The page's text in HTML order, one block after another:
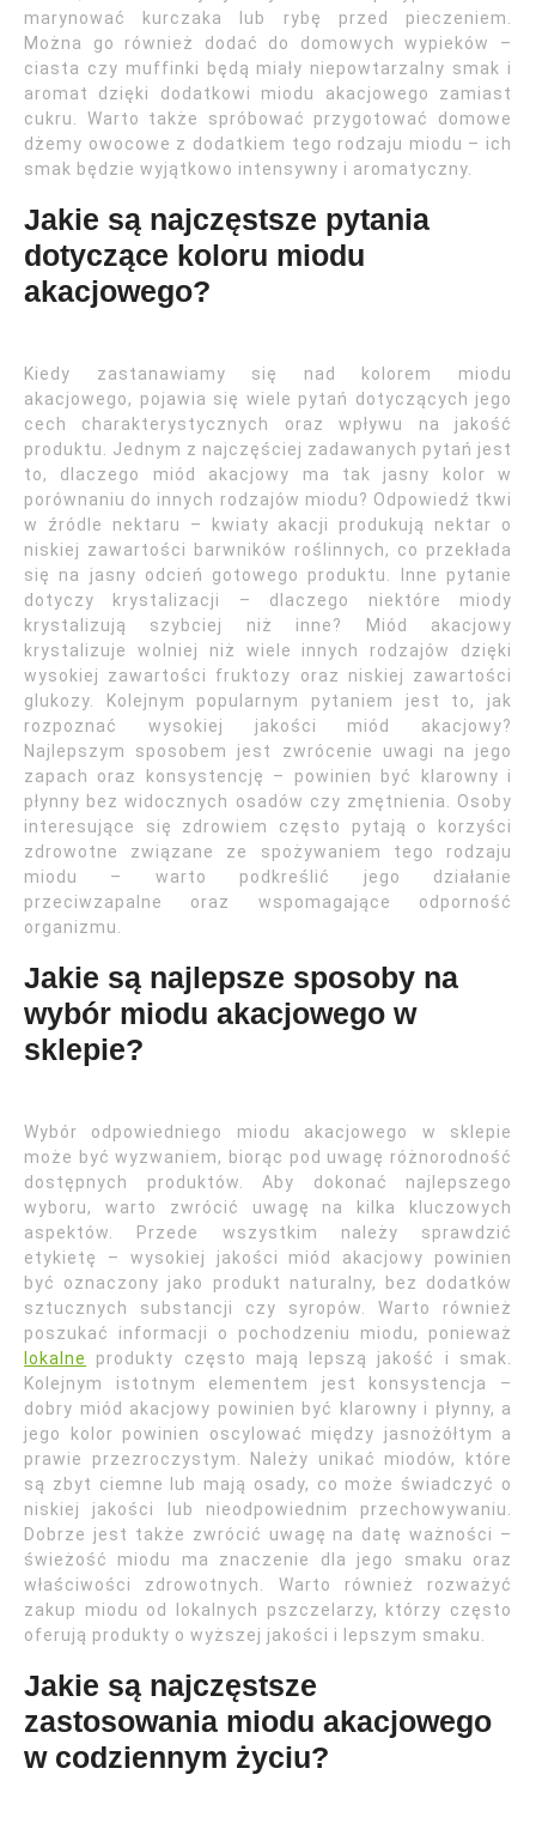
marynować kurczaka lub rybę przed pieczeniem.
Można go również dodać do domowych wypieków –
ciasta czy muffinki będą miały niepowtarzalny smak i
aromat dzięki dodatkowi miodu akacjowego zamiast
cukru. Warto także spróbować przygotować domowe
dżemy owocowe z dodatkiem tego rodzaju miodu – ich
smak będzie wyjątkowo intensywny i aromatyczny.
Jakie są najczęstsze pytania
dotyczące koloru miodu
akacjowego?
Kiedy zastanawiamy się nad kolorem miodu
akacjowego, pojawia się wiele pytań dotyczących jego
cech charakterystycznych oraz wpływu na jakość
produktu. Jednym z najczęściej zadawanych pytań jest
to, dlaczego miód akacjowy ma tak jasny kolor w
porównaniu do innych rodzajów miodu? Odpowiedź tkwi
w źródle nektaru – kwiaty akacji produkują nektar o
niskiej zawartości barwników roślinnych, co przekłada
się na jasny odcień gotowego produktu. Inne pytanie
dotyczy krystalizacji – dlaczego niektóre miody
krystalizują szybciej niż inne? Miód akacjowy
krystalizuje wolniej niż wiele innych rodzajów dzięki
wysokiej zawartości fruktozy oraz niskiej zawartości
glukozy. Kolejnym popularnym pytaniem jest to, jak
rozpoznać wysokiej jakości miód akacjowy?
Najlepszym sposobem jest zwrócenie uwagi na jego
zapach oraz konsystencję – powinien być klarowny i
płynny bez widocznych osadów czy zmętnienia. Osoby
interesujące się zdrowiem często pytają o korzyści
zdrowotne związane ze spożywaniem tego rodzaju
miodu – warto podkreślić jego działanie
przeciwzapalne oraz wspomagające odporność
organizmu.
Jakie są najlepsze sposoby na
wybór miodu akacjowego w
sklepie?
Wybór odpowiedniego miodu akacjowego w sklepie
może być wyzwaniem, biorąc pod uwagę różnorodność
dostępnych produktów. Aby dokonać najlepszego
wyboru, warto zwrócić uwagę na kilka kluczowych
aspektów. Przede wszystkim należy sprawdzić
etykietę – wysokiej jakości miód akacjowy powinien
być oznaczony jako produkt naturalny, bez dodatków
sztucznych substancji czy syropów. Warto również
poszukać informacji o pochodzeniu miodu, ponieważ
lokalne
produkty często mają lepszą jakość i smak.
Kolejnym istotnym elementem jest konsystencja –
dobry miód akacjowy powinien być klarowny i płynny, a
jego kolor powinien oscylować między jasnożółtym a
prawie przezroczystym. Należy unikać miodów, które
są zbyt ciemne lub mają osady, co może świadczyć o
niskiej jakości lub nieodpowiednim przechowywaniu.
Dobrze jest także zwrócić uwagę na datę ważności –
świeżość miodu ma znaczenie dla jego smaku oraz
właściwości zdrowotnych. Warto również rozważyć
zakup miodu od lokalnych pszczelarzy, którzy często
oferują produkty o wyższej jakości i lepszym smaku.
Jakie są najczęstsze
zastosowania miodu akacjowego
w codziennym życiu?